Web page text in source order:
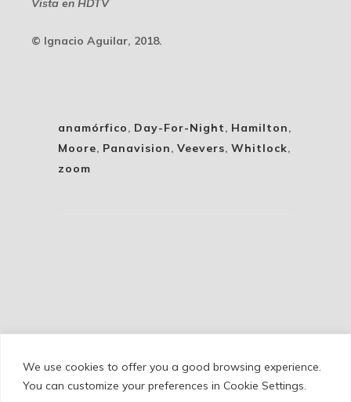
We use cookies to offer you a good browsing experience.
You can customize your preferences in Cookie Settings.
Vista en HDTV
© Ignacio Aguilar, 2018.
anamórfico, Day-For-Night, Hamilton,
Moore, Panavision, Veevers, Whitlock,
zoom
Cookie Policy/Privacy Policy /Legal Warning